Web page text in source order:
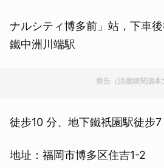
ナルシティ博多前」站，下車
鐵中洲川端駅
廣告（請繼續閱讀本
徒步10 分、地下鐵祇園駅徒步7
地址：福岡市博多区住吉1-2